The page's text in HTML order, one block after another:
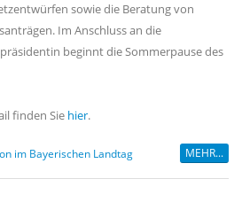
sowie die Beratung von
Im Anschluss an die
beginnt die Sommerpause des
finden Sie hier.
im Bayerischen Landtag MEHR...